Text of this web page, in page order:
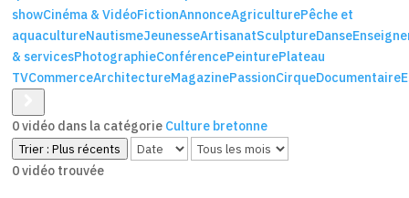
showCinéma & VidéoFictionAnnonceAgriculturePêche et
aquacultureNautismeJeunesseArtisanatSculptureDanse
& servicesPhotographieConférencePeinturePlateau
TVCommerceArchitectureMagazinePassionCirqueDocumentaire
0 vidéo dans la catégorie Culture bretonne
Trier :Plus récents
0 vidéo trouvée